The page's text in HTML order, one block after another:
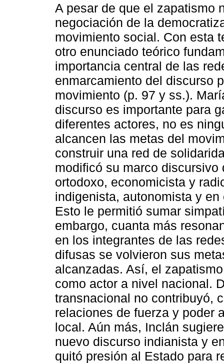
A pesar de que el zapatismo
negociación de la
movimiento social. Con esta
otro enunciado teórico
importancia central de las
enmarcamiento del discurso
movimiento (p. 97 y ss.).
discurso es importante para
diferentes actores, no es
alcancen las metas del
construir una red de
modificó su marco
ortodoxo, economicista y
indigenista, autonomista y
Esto le permitió sumar
embargo, cuanta más
en los integrantes de las
difusas se volvieron sus
alcanzadas. Así, el
como actor a nivel nacional.
transnacional no contribuyó,
relaciones de fuerza y poder
local. Aún más, Inclán
nuevo discurso indianista y
quitó presión al Estado para